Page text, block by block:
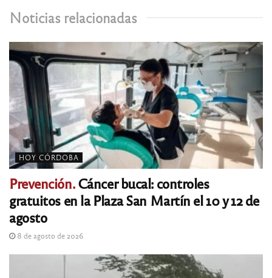
Noticias relacionadas
HOY CÓRDOBA
Prevención.Cáncer bucal: controles
gratuitos en la Plaza San Martín el 10 y 12 de
agosto
8 de agosto de 2026